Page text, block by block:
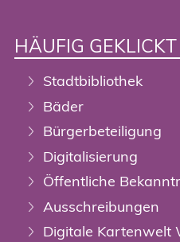
HÄUFIG GEKLICKT
Stadtbibliothek
Bäder
Bürgerbeteiligung
Digitalisierung
Öffentliche
Ausschreibungen
Digitale Kartenwelt